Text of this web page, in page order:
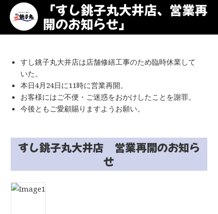
「すし銚子丸大井店、営業再
開のお知らせ」
すし銚子丸大井店は店舗修繕工事のため臨時休業して
いた。
本日4月24日に11時に営業再開。
お客様にはご不便・ご迷惑をおかけしたことを謝罪。
今後ともご愛顧賜りますようお願い。
すし銚子丸大井店 営業再開のお知ら
せ